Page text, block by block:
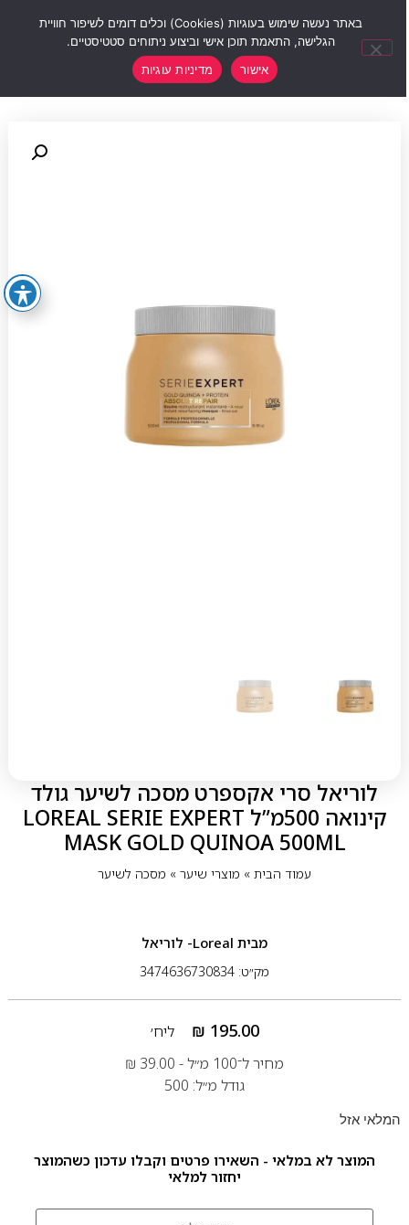
לוריאל סרי אקספרט מסכה לשיער גולד
קינואה 500מ”ל LOREAL SERIE EXPERT
MASK GOLD QUINOA 500ML
עמוד הבית» מוצרי שיער» מסכה לשיער
מבית Loreal- לוריאל
מק״ט: 3474636730834
₪ 195.00
ליח׳
מחיר ל־100 מ״ל -
₪ 39.00
גודל מ״ל: 500
המלאי אזל
המוצר לא במלאי - השאירו פרטים וקבלו עדכון כשהמוצר
יחזור למלאי
באתר נעשה שימוש בעוגיות (Cookies) וכלים דומים לשיפור חוויית
הגלישה, התאמת תוכן אישי וביצוע ניתוחים סטטיסטיים.
אישור
מדיניות עוגיות